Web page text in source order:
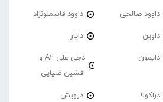
داوود صالحی داوود قاسملونژاد
داوین دایار
دایمون
دجی علی A2 و
افشین ضیایی
دراکولا درویش